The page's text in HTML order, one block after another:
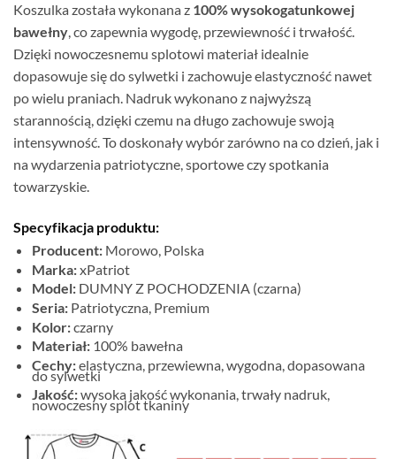
Koszulka została wykonana z 100% wysokogatunkowej
bawełny, co zapewnia wygodę, przewiewność i trwałość.
Dzięki nowoczesnemu splotowi materiał idealnie
dopasowuje się do sylwetki i zachowuje elastyczność nawet
po wielu praniach. Nadruk wykonano z najwyższą
starannością, dzięki czemu na długo zachowuje swoją
intensywność. To doskonały wybór zarówno na co dzień, jak i
na wydarzenia patriotyczne, sportowe czy spotkania
towarzyskie.
Specyfikacja produktu:
Producent:Morowo, Polska
Marka:xPatriot
Model:DUMNY Z POCHODZENIA (czarna)
Seria:Patriotyczna, Premium
Kolor:czarny
Materiał:100% bawełna
Cechy:elastyczna, przewiewna, wygodna, dopasowana
do sylwetki
Jakość:wysoka jakość wykonania, trwały nadruk,
nowoczesny splot tkaniny